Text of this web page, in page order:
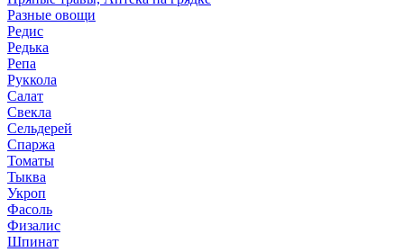
Разные овощи
Редис
Редька
Репа
Руккола
Салат
Свекла
Сельдерей
Спаржа
Томаты
Тыква
Укроп
Фасоль
Физалис
Шпинат